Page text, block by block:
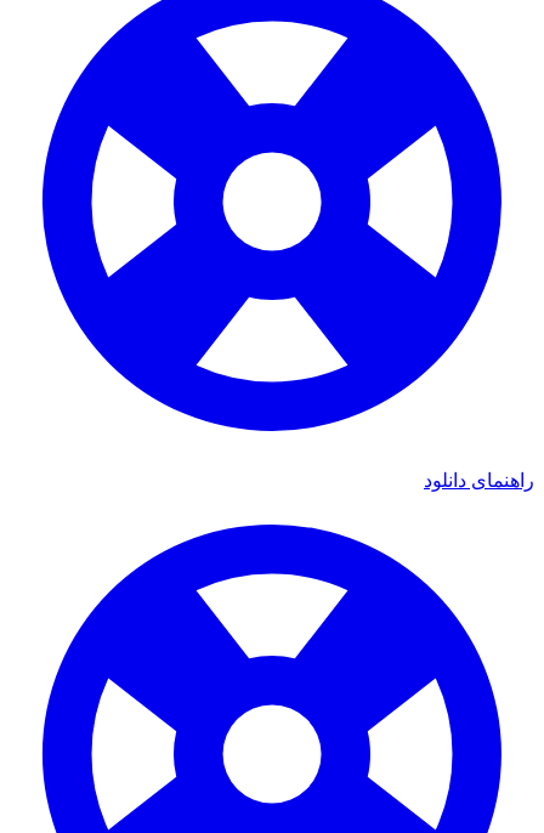
راهنمای دانلود